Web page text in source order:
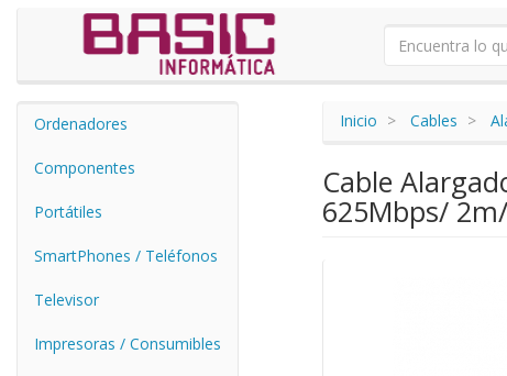
Ordenadores
Componentes
Portátiles
SmartPhones / Teléfonos
Televisor
Impresoras / Consumibles
Inicio Cables
Cable
625Mbps/